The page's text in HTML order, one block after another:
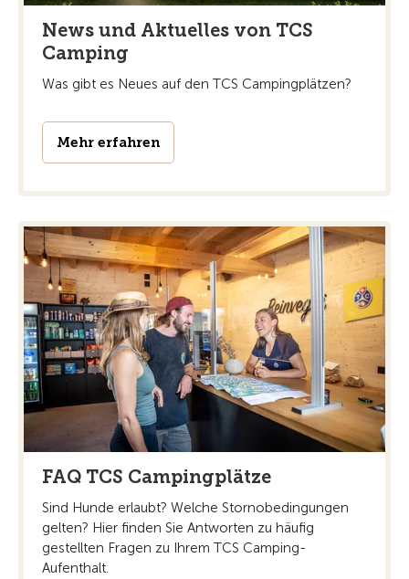
News und Aktuelles von TCS
Camping
Was gibt es Neues auf den TCS Campingplätzen?
Mehr erfahren
FAQ TCS Campingplätze
Sind Hunde erlaubt? Welche Stornobedingungen
gelten? Hier finden Sie Antworten zu häufig
gestellten Fragen zu Ihrem TCS Camping-
Aufenthalt.